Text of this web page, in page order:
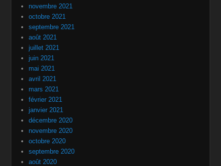
novembre 2021
octobre 2021
septembre 2021
août 2021
juillet 2021
juin 2021
mai 2021
avril 2021
mars 2021
février 2021
janvier 2021
décembre 2020
novembre 2020
octobre 2020
septembre 2020
août 2020